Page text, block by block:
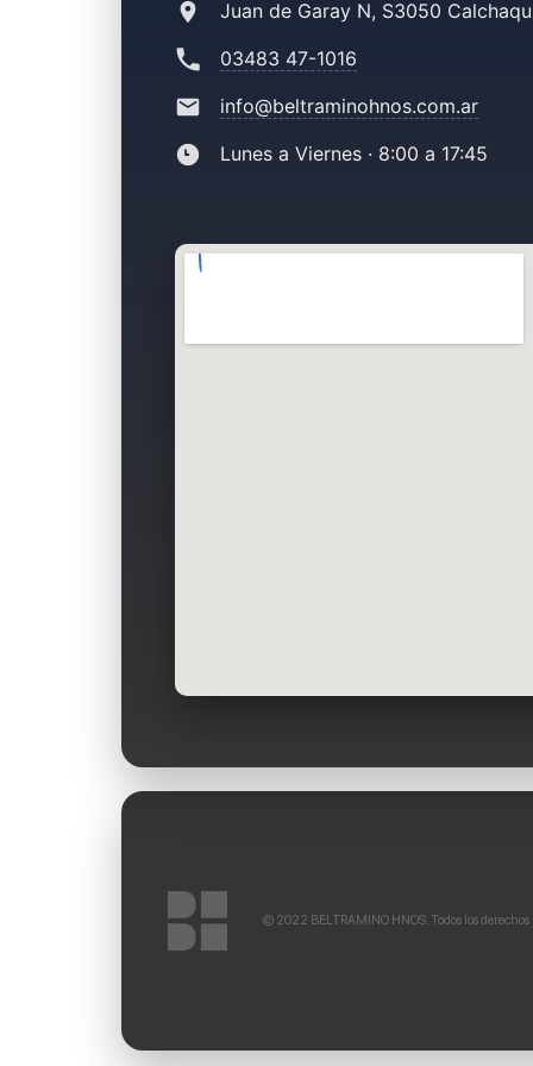
Juan de Garay N, S3050
03483 47-1016
info@beltraminohnos.com.ar
Lunes a Viernes · 8:00 a 17:45
© 2022 BELTRAMINO HNOS. Todos los derechos